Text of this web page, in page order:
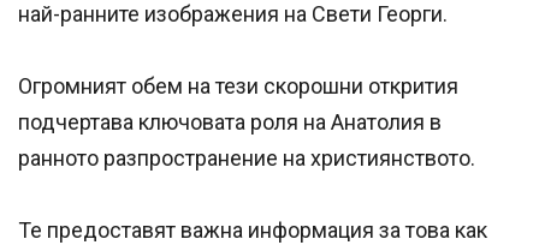
най-ранните изображения на Свети Георги.
Огромният обем на тези скорошни открития
подчертава ключовата роля на Анатолия в
ранното разпространение на християнството.
Те предоставят важна информация за това как